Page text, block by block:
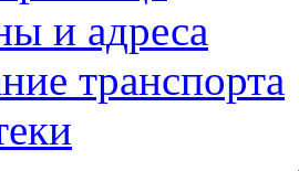
и адреса
транспорта